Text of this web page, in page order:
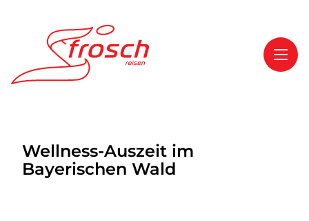
Highlights
Service
Wellness-Auszeit im
Bayerischen Wald